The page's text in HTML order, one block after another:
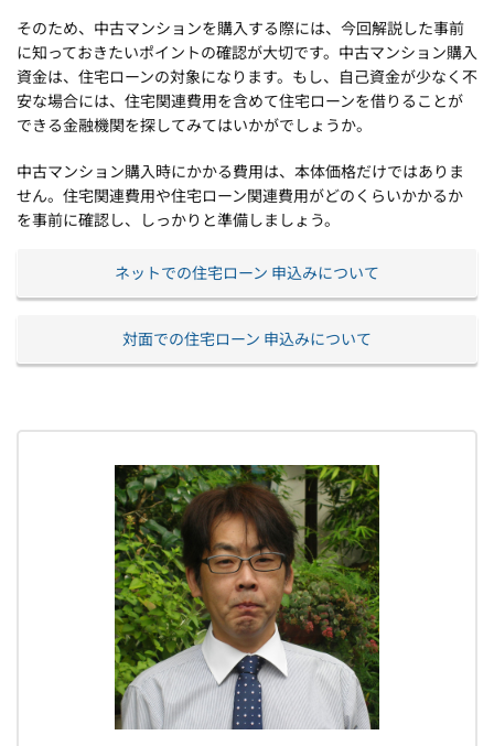
そのため、中古マンションを購入する際には、今回解説した事前
に知っておきたいポイントの確認が大切です。中古マンション購入
資金は、住宅ローンの対象になります。もし、自己資金が少なく不
安な場合には、住宅関連費用を含めて住宅ローンを借りることが
できる金融機関を探してみてはいかがでしょうか。
中古マンション購入時にかかる費用は、本体価格だけではありま
せん。住宅関連費用や住宅ローン関連費用がどのくらいかかるか
を事前に確認し、しっかりと準備しましょう。
ネットでの住宅ローン 申込みについて
対面での住宅ローン 申込みについて